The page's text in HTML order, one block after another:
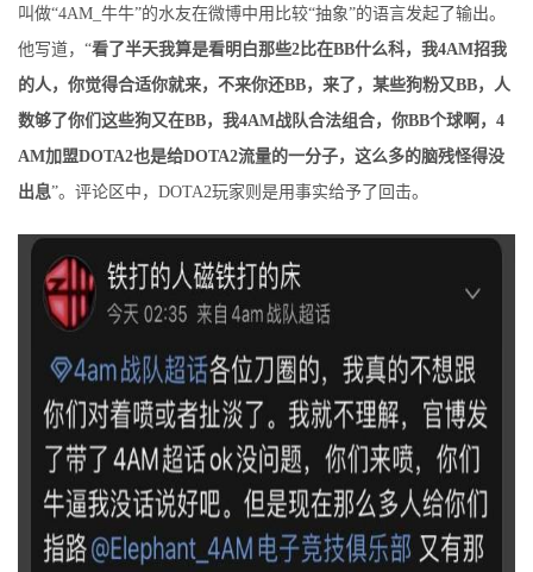
叫做“4AM_牛牛”的水友在微博中用比较“抽象”的语言发起了输出。
他写道，“看了半天我算是看明白那些2比在BB什么科，我4AM招我
的人，你觉得合适你就来，不来你还BB，来了，某些狗粉又BB，人
数够了你们这些狗又在BB，我4AM战队合法组合，你BB个球啊，4
AM加盟DOTA2也是给DOTA2流量的一分子，这么多的脑残怪得没
出息​​​”。评论区中，DOTA2玩家则是用事实给予了回击。